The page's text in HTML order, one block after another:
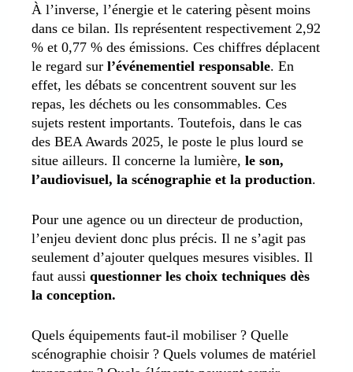
À l’inverse, l’énergie et le catering pèsent moins
dans ce bilan. Ils représentent respectivement 2,92
% et 0,77 % des émissions. Ces chiffres déplacent
le regard sur l’événementiel responsable. En
effet, les débats se concentrent souvent sur les
repas, les déchets ou les consommables. Ces
sujets restent importants. Toutefois, dans le cas
des BEA Awards 2025, le poste le plus lourd se
situe ailleurs. Il concerne la lumière, le son,
l’audiovisuel, la scénographie et la production.
Pour une agence ou un directeur de production,
l’enjeu devient donc plus précis. Il ne s’agit pas
seulement d’ajouter quelques mesures visibles. Il
faut aussi questionner les choix techniques dès
la conception.
Quels équipements faut-il mobiliser ? Quelle
scénographie choisir ? Quels volumes de matériel